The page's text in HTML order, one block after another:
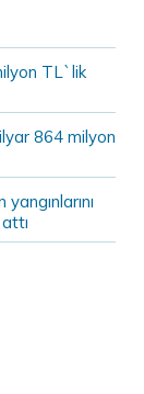
TL`lik
864 milyon